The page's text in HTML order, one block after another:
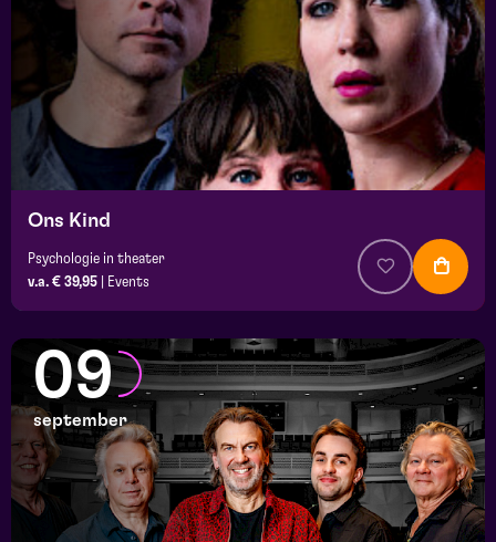
Ons Kind
Psychologie in theater
v.a. € 39,95
Events
09
september